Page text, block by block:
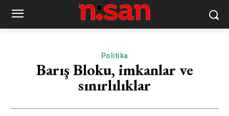
Politika
Barış Bloku, imkanlar ve
sınırlılıklar